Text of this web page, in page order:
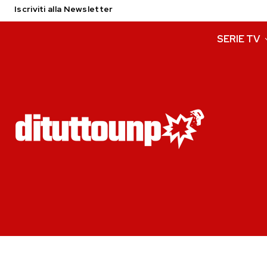
Iscriviti alla Newsletter
SERIE TV